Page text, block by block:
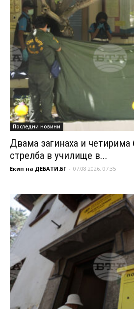
Последни новини
Двама загинаха и четирима
стрелба в училище в...
Екип на ДЕБАТИ.БГ - 07.08.2026, 07:35